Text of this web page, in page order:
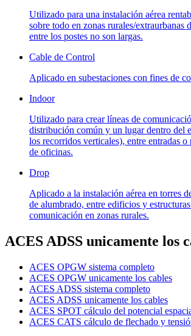
Utilizado para una instalación aérea
sobre todo en zonas rurales/extraurbanas
entre los postes no son largas.
Cable de Control
Aplicado en subestaciones con fines de
Indoor
Utilizado para crear líneas de
distribución común y un lugar dentro del
los recorridos verticales), entre entradas
de oficinas.
Drop
Aplicado a la instalación aérea en torres
de alumbrado, entre edificios y
comunicación en zonas rurales.
ACES ADSS unicamente los
ACES OPGW sistema completo
ACES OPGW unicamente los cables
ACES ADSS sistema completo
ACES ADSS unicamente los cables
ACES SPOT cálculo del potencial
ACES CATS cálculo de flechado y